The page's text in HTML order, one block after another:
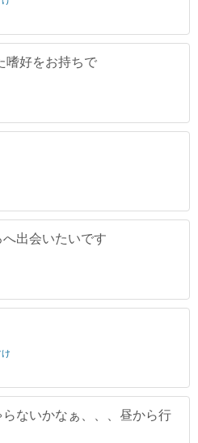
嗜好をお持ちで
出会いたいです
ないかなぁ、、、昼から行